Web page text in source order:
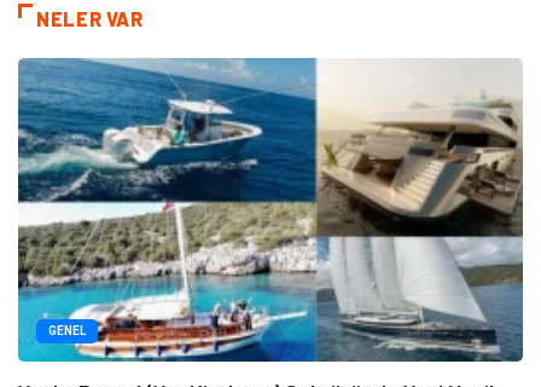
NELER VAR
GENEL